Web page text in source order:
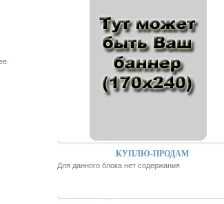
КУПЛЮ-ПРОДАМ
Для данного блока нет содержания